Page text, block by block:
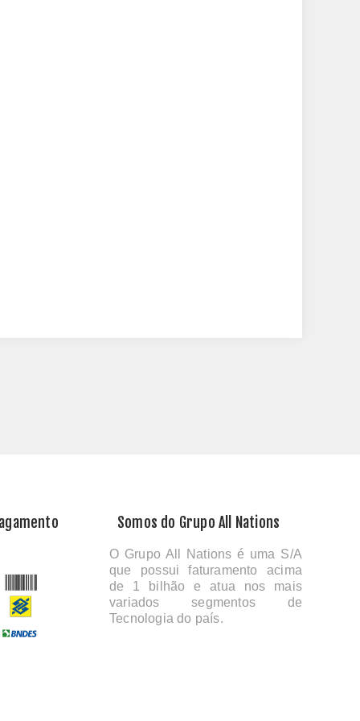
Somos do Grupo All Nations
O Grupo All Nations é uma S/A
que possui faturamento acima
de 1 bilhão e atua nos mais
variados segmentos de
Tecnologia do país.